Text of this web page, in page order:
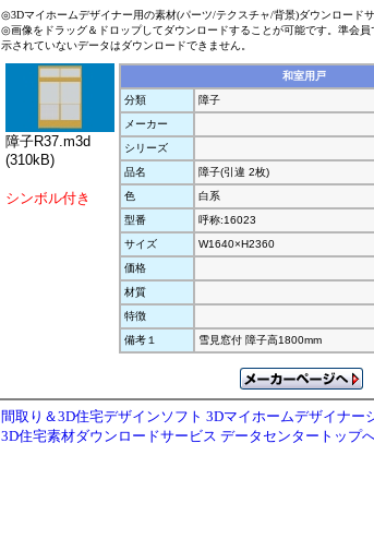
◎3Dマイホームデザイナー用の素材(パーツ/テクスチャ/背景)ダウンロードサ
◎画像をドラッグ＆ドロップしてダウンロードすることが可能です。準会
示されていないデータはダウンロードできません。
障子R37.m3d
(310kB)
シンボル付き
和室用戸
分類
障子
メーカー
シリーズ
品名
障子(引違 2枚)
色
白系
型番
呼称:16023
サイズ
W1640×H2360
価格
材質
特徴
備考１
雪見窓付 障子高1800mm
間取り＆3D住宅デザインソフト 3Dマイホームデザイナー
3D住宅素材ダウンロードサービス データセンタートップ